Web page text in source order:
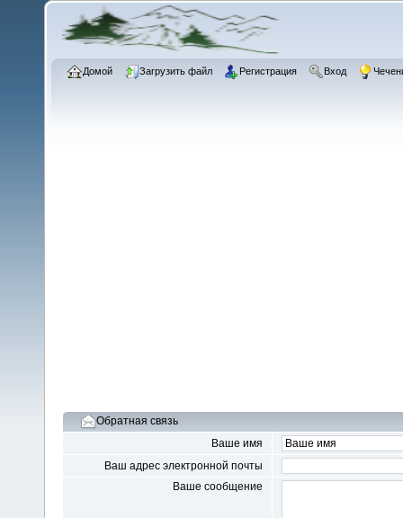
Домой Загрузить файл Регистрация Вход
Обратная связь
Ваше имя
Ваш адрес электронной почты
Ваше сообщение